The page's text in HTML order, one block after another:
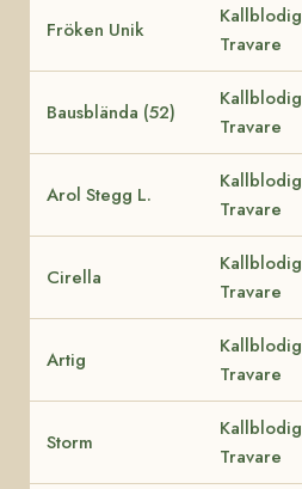
Fröken Unik
Kallblodig
Travare
Bausblända (52)
Kallblodig
Travare
Arol Stegg L.
Kallblodig
Travare
Cirella
Kallblodig
Travare
Artig
Kallblodig
Travare
Storm
Kallblodig
Travare